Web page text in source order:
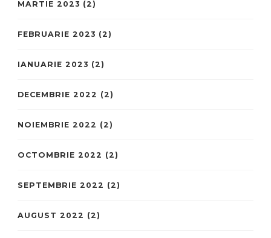
MARTIE 2023 (2)
FEBRUARIE 2023 (2)
IANUARIE 2023 (2)
DECEMBRIE 2022 (2)
NOIEMBRIE 2022 (2)
OCTOMBRIE 2022 (2)
SEPTEMBRIE 2022 (2)
AUGUST 2022 (2)